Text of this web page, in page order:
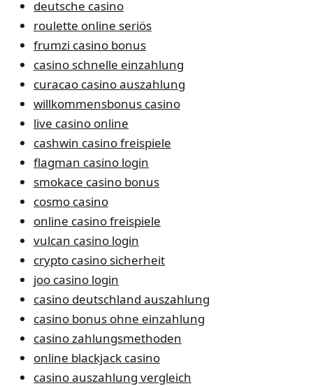
deutsche casino
roulette online seriös
frumzi casino bonus
casino schnelle einzahlung
curacao casino auszahlung
willkommensbonus casino
live casino online
cashwin casino freispiele
flagman casino login
smokace casino bonus
cosmo casino
online casino freispiele
vulcan casino login
crypto casino sicherheit
joo casino login
casino deutschland auszahlung
casino bonus ohne einzahlung
casino zahlungsmethoden
online blackjack casino
casino auszahlung vergleich